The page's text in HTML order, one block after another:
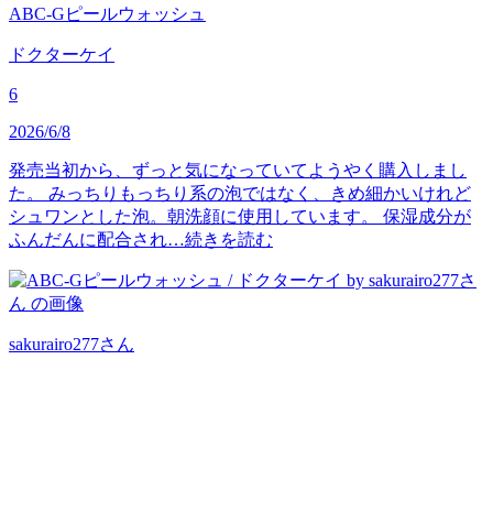
ABC-Gピールウォッシュ
ドクターケイ
6
2026/6/8
発売当初から、ずっと気になっていてようやく購入しまし
た。 みっちりもっちり系の泡ではなく、きめ細かいけれど
シュワンとした泡。朝洗顔に使用しています。 保湿成分が
ふんだんに配合され…続きを読む
sakurairo277さん